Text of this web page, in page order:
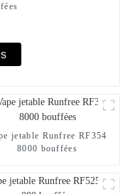
jetable Runfree RF354
8000 bouffées